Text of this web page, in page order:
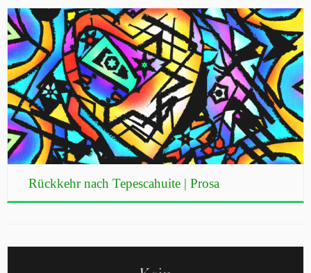
Rückkehr nach Tepescahuite | Prosa